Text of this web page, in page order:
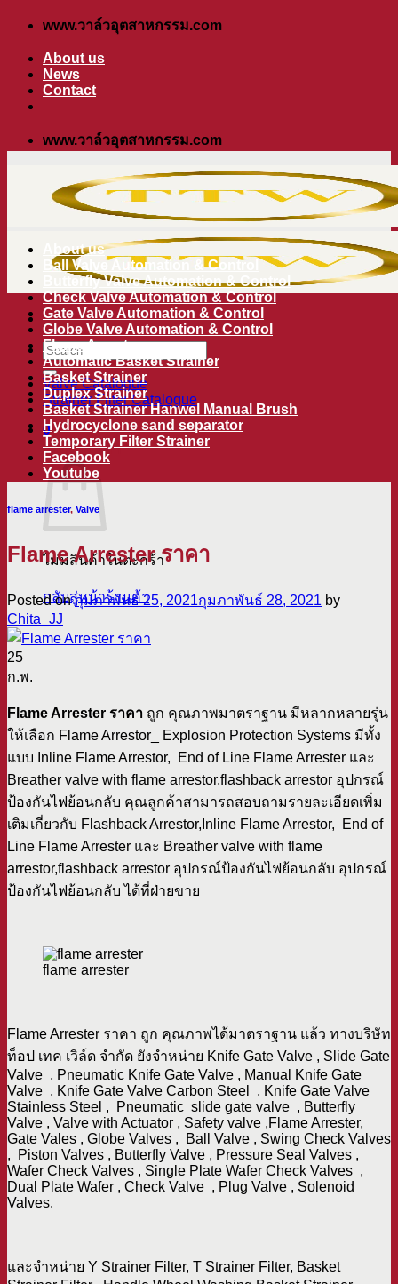
ข้าม
เนื้อหา
www.วาล์วอุตสาหกรรม.com
About us
News
Contact
www.วาล์วอุตสาหกรรม.com
ค้นหา:
Valve Catalogue
Strainer Filter Catalogue
0
ตะกร้าสินค้า
ไม่มีสินค้าในตะกร้า
กลับสู่หน้าร้านค้า
About us
Ball Valve Automation & Control
Butterfly Valve Automation & Control
Check Valve Automation & Control
Gate Valve Automation & Control
Globe Valve Automation & Control
Flame Arrester
Automatic Basket Strainer
Basket Strainer
Duplex Strainer
Basket Strainer Hanwel Manual Brush
Hydrocyclone sand separator
Temporary Filter Strainer
Facebook
Youtube
flame arrester, Valve
Flame Arrester ราคา
Posted onกุมภาพันธ์ 25, 2021กุมภาพันธ์ 28, 2021 by
Chita_JJ
25
ก.พ.
Flame Arrester ราคา ถูก คุณภาพมาตราฐาน มีหลากหลายรุ่น
ให้เลือก Flame Arrestor_ Explosion Protection Systems มีทั้ง
แบบ Inline Flame Arrestor, End of Line Flame Arrester และ
Breather valve with flame arrestor,flashback arrestor อุปกรณ์
ป้องกันไฟย้อนกลับ คุณลูกค้าสามารถสอบถามรายละเอียดเพิ่ม
เติมเกี่ยวกับ Flashback Arrestor,Inline Flame Arrestor, End of
Line Flame Arrester และ Breather valve with flame
arrestor,flashback arrestor อุปกรณ์ป้องกันไฟย้อนกลับ อุปกรณ์
ป้องกันไฟย้อนกลับ ได้ที่ฝ่ายขาย
flame arrester
Flame Arrester ราคา ถูก คุณภาพได้มาตราฐาน แล้ว ทางบริษัท
ท็อป เทค เวิล์ด จำกัด ยังจำหน่าย Knife Gate Valve , Slide Gate
Valve , Pneumatic Knife Gate Valve , Manual Knife Gate
Valve , Knife Gate Valve Carbon Steel , Knife Gate Valve
Stainless Steel , Pneumatic slide gate valve , Butterfly
Valve , Valve with Actuator , Safety valve ,Flame Arrester,
Gate Vales , Globe Valves , Ball Valve , Swing Check Valves
, Piston Valves , Butterfly Valve , Pressure Seal Valves ,
Wafer Check Valves , Single Plate Wafer Check Valves ,
Dual Plate Wafer , Check Valve , Plug Valve , Solenoid
Valves.
และจำหน่าย Y Strainer Filter, T Strainer Filter, Basket